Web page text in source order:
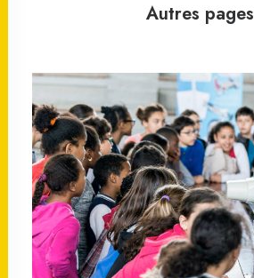
Autres pages